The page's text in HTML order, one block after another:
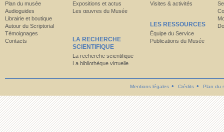
Plan du musée
Audioguides
Librairie et boutique
Autour du Scriptorial
Témoignages
Contacts
Expositions et actus
Les œuvres du Musée
LA RECHERCHE
SCIENTIFIQUE
La recherche scientifique
La bibliothèque virtuelle
Visites & activités
LES RESSOURCES
Équipe du Service
Publications du Musée
Mentions légales Crédits Plan du